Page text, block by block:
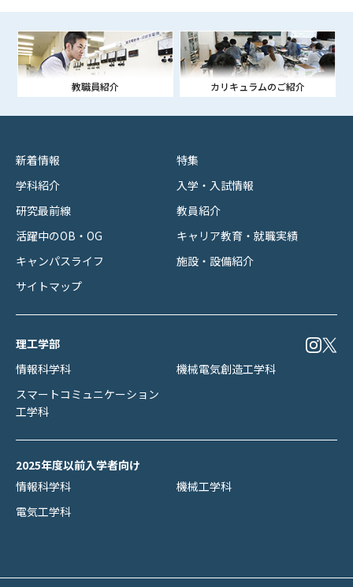
教職員紹介 カリキュラムのご紹介
新着情報
特集
学科紹介
入学・入試情報
研究最前線
教員紹介
活躍中のOB・OG
キャリア教育・就職実績
キャンパスライフ
施設・設備紹介
サイトマップ
理工学部
情報科学科
機械電気創造工学科
スマートコミュニケーション
工学科
2025年度以前入学者向け
情報科学科
機械工学科
電気工学科